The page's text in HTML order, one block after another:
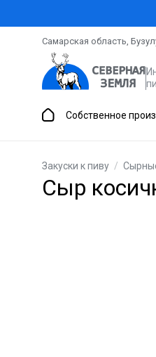
Самарская область,
Собственное
Закуски к пиву /
Сыр